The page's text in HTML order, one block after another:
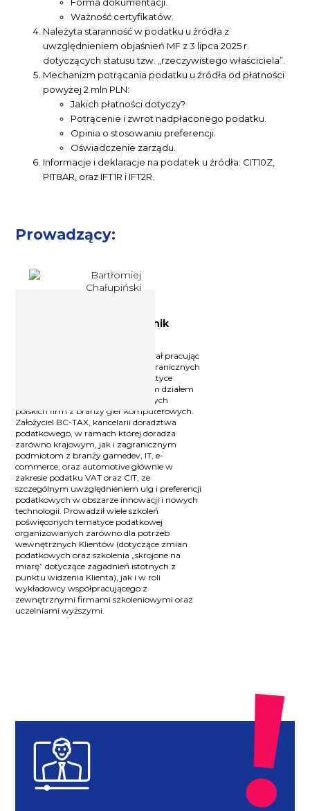
Ważność certyfikatów.
Należyta staranność w podatku u źródła z
uwzględnieniem objaśnień MF z 3 lipca 2025 r.
dotyczących statusu tzw. „rzeczywistego właściciela”.
Mechanizm potrącania podatku u źródła od płatności
powyżej 2 mln PLN:
Jakich płatności dotyczy?
Potrącenie i zwrot nadpłaconego podatku.
Opinia o stosowaniu preferencji.
Oświadczenie zarządu.
Informacje i deklaracje na podatek u źródła: CIT10Z,
PIT8AR, oraz IFT1R i IFT2R.
Prowadzący:
Doradca podatkowy, prawnik
Doświadczenie zawodowe zdobywał pracując
w renomowanych krajowych i zagranicznych
firmach doradczych. W swojej praktyce
zawodowej kierował wewnętrznym działem
podatkowym w jednej z największych
polskich firm z branży gier komputerowych.
Założyciel BC-TAX, kancelarii doradztwa
podatkowego, w ramach której doradza
zarówno krajowym, jak i zagranicznym
podmiotom z branży gamedev, IT, e-
commerce, oraz automotive głównie w
zakresie podatku VAT oraz CIT, ze
szczególnym uwzględnieniem ulg i preferencji
podatkowych w obszarze innowacji i nowych
technologii. Prowadził wiele szkoleń
poświęconych tematyce podatkowej
organizowanych zarówno dla potrzeb
wewnętrznych Klientów (dotyczące zmian
podatkowych oraz szkolenia „skrojone na
miarę” dotyczące zagadnień istotnych z
punktu widzenia Klienta), jak i w roli
wykładowcy współpracującego z
zewnętrznymi firmami szkoleniowymi oraz
uczelniami wyższymi.